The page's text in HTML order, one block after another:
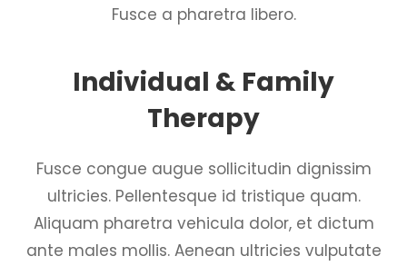
Fusce a pharetra libero.
Individual & Family
Therapy
Fusce congue augue sollicitudin dignissim
ultricies. Pellentesque id tristique quam.
Aliquam pharetra vehicula dolor, et dictum
ante males mollis. Aenean ultricies vulputate